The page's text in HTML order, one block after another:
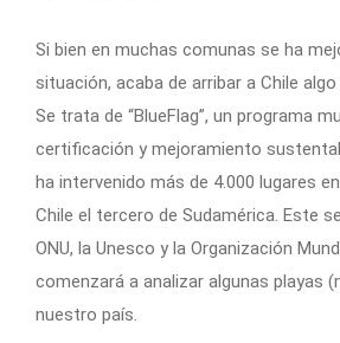
Si bien en muchas comunas se ha
situación, acaba de arribar a Chile algo
Se trata de “BlueFlag”, un programa
certificación y mejoramiento
ha intervenido más de 4.000 lugares
Chile el tercero de Sudamérica. Este
ONU, la Unesco y la Organización
comenzará a analizar algunas playas
nuestro país.